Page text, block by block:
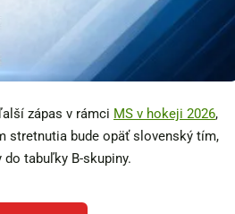
zápas v rámci MS v hokeji 2026,
stretnutia bude opäť slovenský tím,
tabuľky B-skupiny.